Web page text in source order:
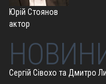
Юрій Стоянов
актор
Сергій Сівохо та Дмитро